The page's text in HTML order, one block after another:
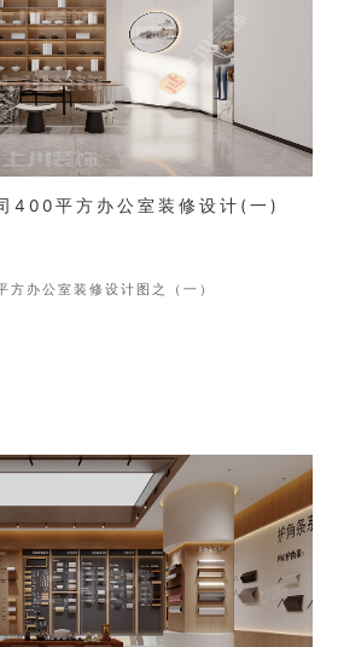
400平方办公室装修设计(一)
办公室装修设计图之（一）